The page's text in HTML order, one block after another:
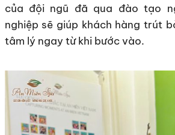
của đội ngũ đã qua đào tạo
nghiệp sẽ giúp khách hàng trút
tâm lý ngay từ khi bước vào.